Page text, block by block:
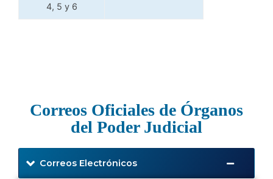
4, 5 y 6
Correos Oficiales de Órganos
del Poder Judicial
Correos Electrónicos